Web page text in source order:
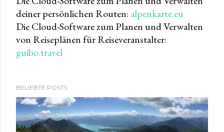
deiner persönlichen Routen: alpenkarte.eu
Die Cloud-Software zum Planen und Verwalten
von Reiseplänen für Reiseveranstalter:
guibo.travel
BELIEBTE POSTS